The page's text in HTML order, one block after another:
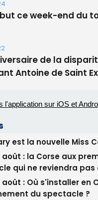
ce week-end du
de la
Antoine de Saint
est la nouvelle Miss
août : la Corse aux
qui ne reviendra pas
août : Où s'installer en
du spectacle ?